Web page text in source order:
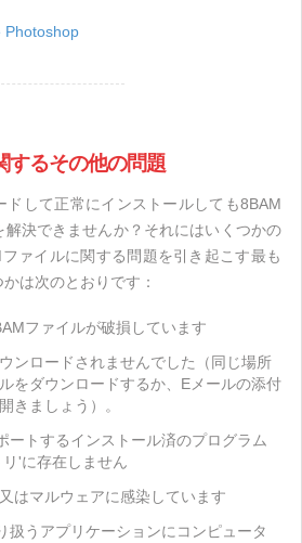
Photoshop
するその他の問題
ドして正常にインストールしても8BAM
解決できませんか？それにはいくつかの
ァイルに関する問題を引き起こす最も
は次のとおりです：
ファイルが破損しています
ンロードされませんでした（同じ場所
をダウンロードするか、Eメールの添付
きましょう）。
ートするインストール済のプログラム
'に存在しません
はマルウェアに感染しています
扱うアプリケーションにコンピュータ